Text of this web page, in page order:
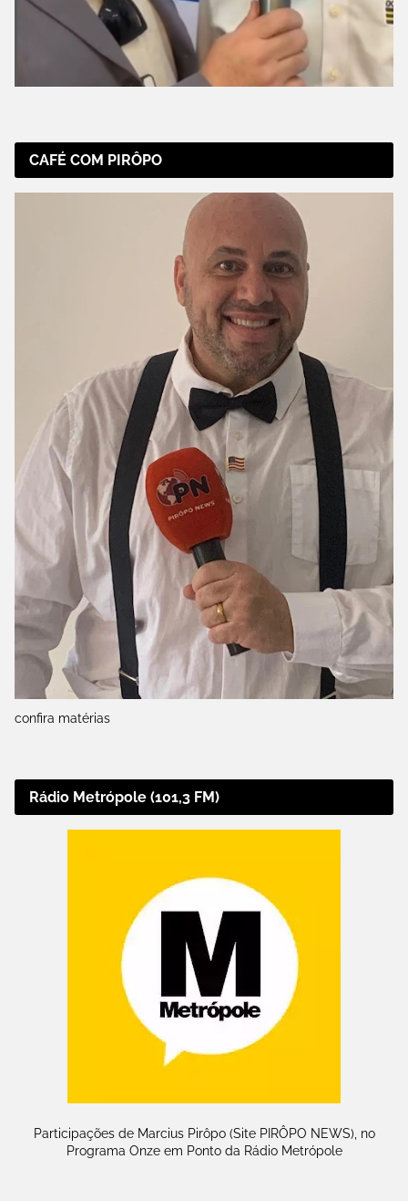
CAFÉ COM PIRÔPO
confira matérias
Rádio Metrópole (101,3 FM)
Participações de Marcius Pirôpo (Site PIRÔPO NEWS), no
Programa Onze em Ponto da Rádio Metrópole